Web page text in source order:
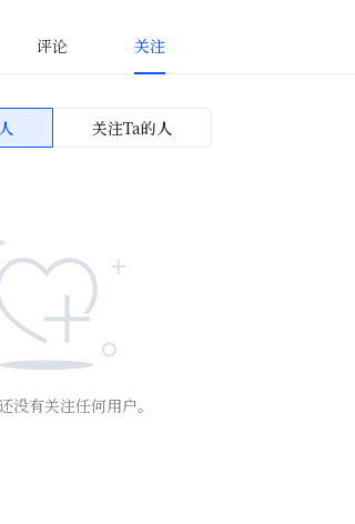
评论 关注
关注Ta的人
没有关注任何用户。